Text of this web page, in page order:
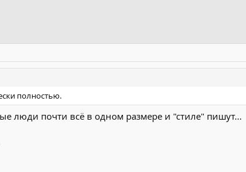
полностью.
люди почти всё в одном размере и "стиле" пишут...